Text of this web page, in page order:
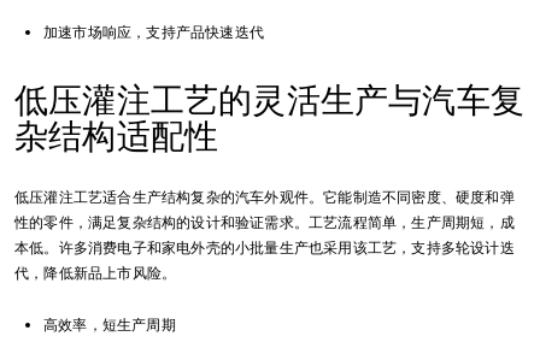
加速市场响应，支持产品快速迭代
低压灌注工艺的灵活生产与汽车复
杂结构适配性
低压灌注工艺适合生产结构复杂的汽车外观件。它能制造不同密度、硬度和弹
性的零件，满足复杂结构的设计和验证需求。工艺流程简单，生产周期短，成
本低。许多消费电子和家电外壳的小批量生产也采用该工艺，支持多轮设计迭
代，降低新品上市风险。
高效率，短生产周期